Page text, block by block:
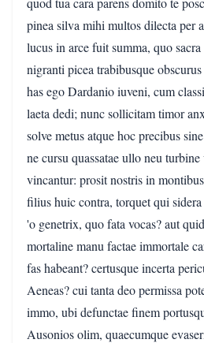
pinea silva mihi multos dilecta per
lucus in arce fuit summa, quo sacra
nigranti picea trabibusque obscurus
has ego Dardanio iuveni, cum
laeta dedi; nunc sollicitam timor
solve metus atque hoc precibus
ne cursu quassatae ullo neu turbine
vincantur: prosit nostris in
filius huic contra, torquet qui
'o genetrix, quo fata vocas? aut
mortaline manu factae immortale
fas habeant? certusque incerta
Aeneas? cui tanta deo permissa
immo, ubi defunctae finem
Ausonios olim, quaecumque